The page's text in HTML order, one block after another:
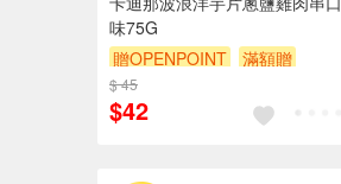
味75G
贈OPENPOINT
滿額贈
贈$200
$ 45
$42